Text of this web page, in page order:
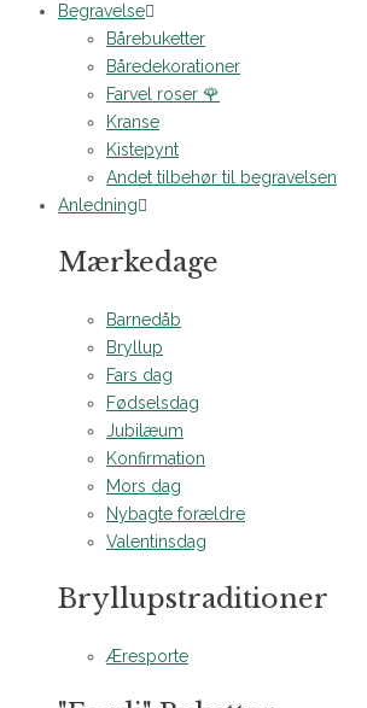
Begravelse
Bårebuketter
Båredekorationer
Farvel roser 🌹
Kranse
Kistepynt
Andet tilbehør til begravelsen
Anledning
Mærkedage
Barnedåb
Bryllup
Fars dag
Fødselsdag
Jubilæum
Konfirmation
Mors dag
Nybagte forældre
Valentinsdag
Bryllupstraditioner
Æresporte